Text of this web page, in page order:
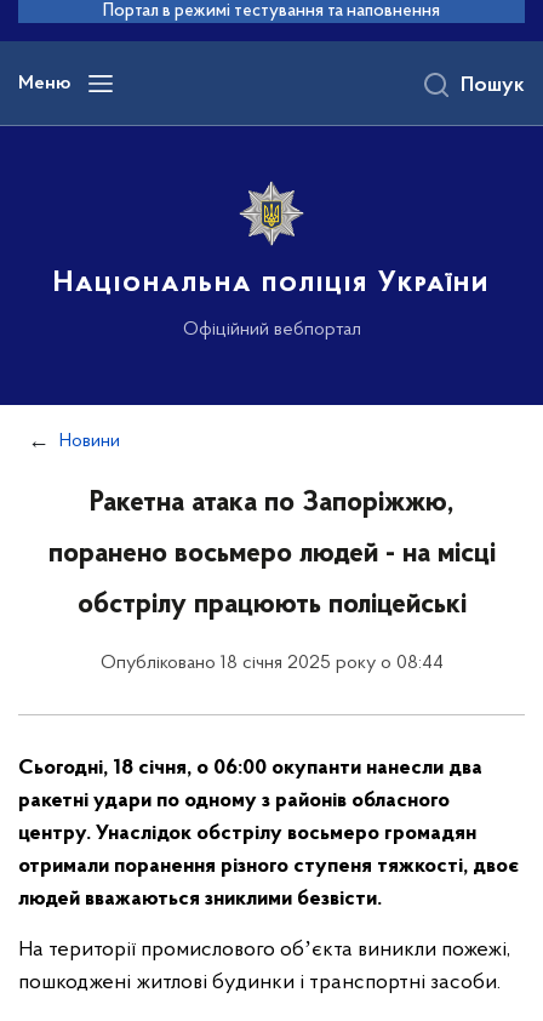
основного
вмісту
Портал в режимі тестування та наповнення
Меню
Національна поліція України
Офіційний вебпортал
Пошук
Новини
Ракетна атака по Запоріжжю,
поранено восьмеро людей - на місці
обстрілу працюють поліцейські
Опубліковано 18 січня 2025 року о 08:44
Сьогодні, 18 січня, о 06:00 окупанти нанесли два
ракетні удари по одному з районів обласного
центру. Унаслідок обстрілу восьмеро громадян
отримали поранення різного ступеня тяжкості, двоє
людей вважаються зниклими безвісти.
На території промислового обʼєкта виникли пожежі,
пошкоджені житлові будинки і транспортні засоби.